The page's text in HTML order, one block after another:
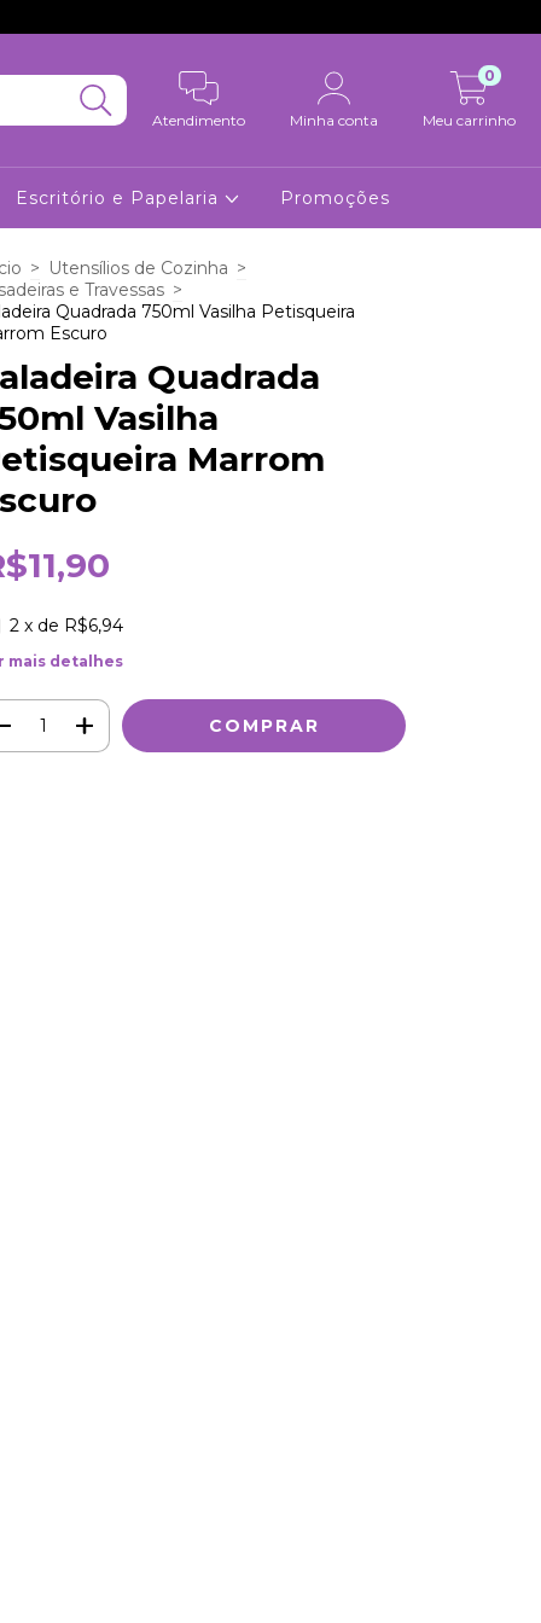
Atendimento Minha conta Meu carrinho
0
Escritório e Papelaria Promoções
> Utensílios de Cozinha >
e Travessas >
Quadrada 750ml Vasilha Petisqueira
Escuro
Quadrada
Vasilha
Marrom
2 x de R$6,94
mais detalhes